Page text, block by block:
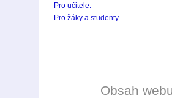
Pro učitele.
Pro žáky a studenty.
Obsah